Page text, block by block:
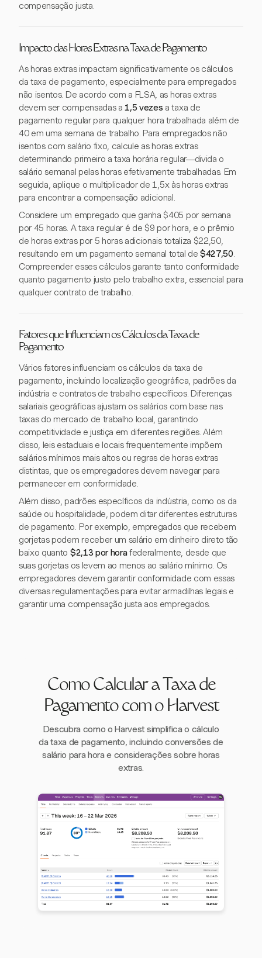
compensação justa.
Impacto das Horas Extras na Taxa de Pagamento
As horas extras impactam significativamente os cálculos
da taxa de pagamento, especialmente para empregados
não isentos. De acordo com a FLSA, as horas extras
devem ser compensadas a1,5 vezes a taxa de
pagamento regular para qualquer hora trabalhada além de
40 em uma semana de trabalho. Para empregados não
isentos com salário fixo, calcule as horas extras
determinando primeiro a taxa horária regular—divida o
salário semanal pelas horas efetivamente trabalhadas. Em
seguida, aplique o multiplicador de 1,5x às horas extras
para encontrar a compensação adicional.
Considere um empregado que ganha $405 por semana
por 45 horas. A taxa regular é de $9 por hora, e o prêmio
de horas extras por 5 horas adicionais totaliza $22,50,
resultando em um pagamento semanal total de $427,50.
Compreender esses cálculos garante tanto conformidade
quanto pagamento justo pelo trabalho extra, essencial para
qualquer contrato de trabalho.
Fatores que Influenciam os Cálculos da Taxa de
Pagamento
Vários fatores influenciam os cálculos da taxa de
pagamento, incluindo localização geográfica, padrões da
indústria e contratos de trabalho específicos. Diferenças
salariais geográficas ajustam os salários com base nas
taxas do mercado de trabalho local, garantindo
competitividade e justiça em diferentes regiões. Além
disso, leis estaduais e locais frequentemente impõem
salários mínimos mais altos ou regras de horas extras
distintas, que os empregadores devem navegar para
permanecer em conformidade.
Além disso, padrões específicos da indústria, como os da
saúde ou hospitalidade, podem ditar diferentes estruturas
de pagamento. Por exemplo, empregados que recebem
gorjetas podem receber um salário em dinheiro direto tão
baixo quanto $2,13 por horafederalmente, desde que
suas gorjetas os levem ao menos ao salário mínimo. Os
empregadores devem garantir conformidade com essas
diversas regulamentações para evitar armadilhas legais e
garantir uma compensação justa aos empregados.
Como Calcular a Taxa de
Pagamento com o Harvest
Descubra como o Harvest simplifica o cálculo
da taxa de pagamento, incluindo conversões de
salário para hora e considerações sobre horas
extras.